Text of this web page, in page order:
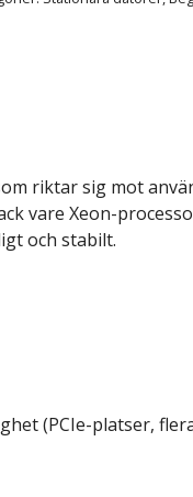
riktar sig mot
vare Xeon-
och stabilt.
(PCIe-platser,